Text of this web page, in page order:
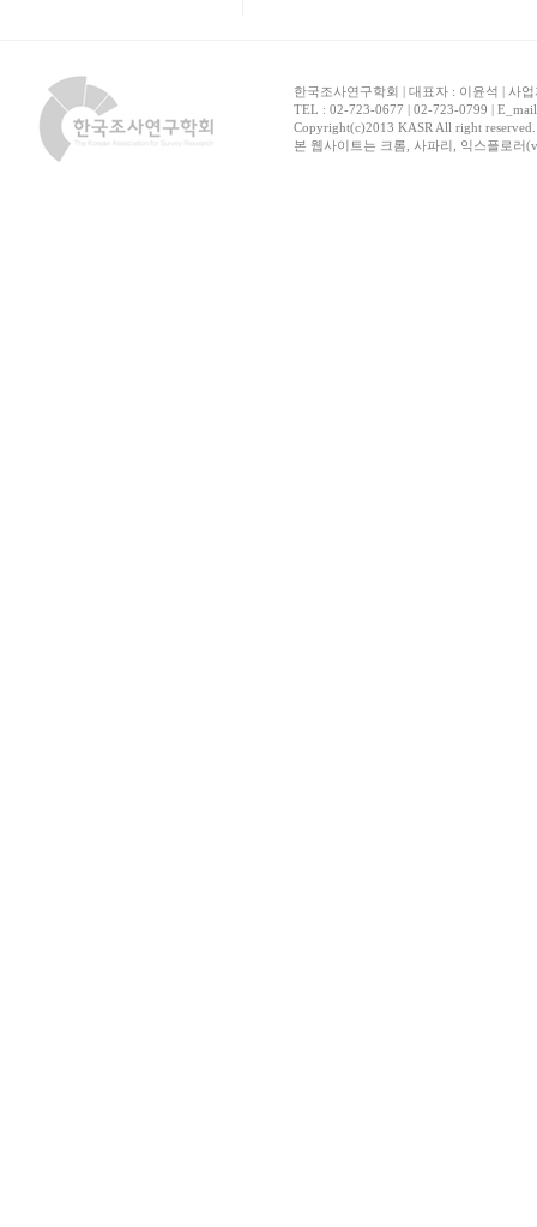
한국조사연구학회 | 대표자 : 이윤석 | 사
TEL : 02-723-0677 | 02-723-0799 | E_mail
Copyright(c)2013 KASR All right
본 웹사이트는 크롬, 사파리, 익스플로러